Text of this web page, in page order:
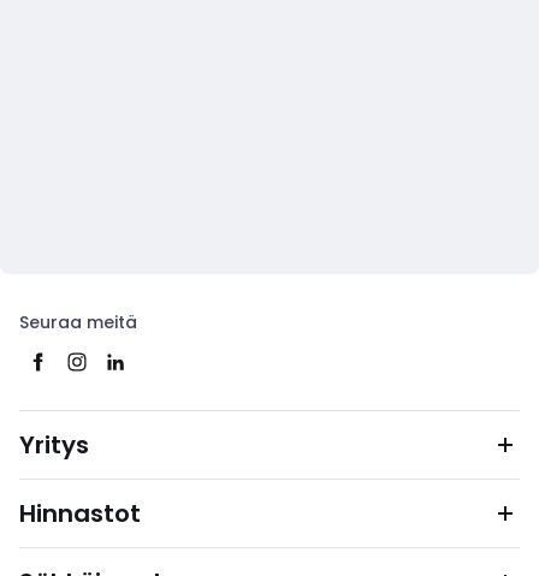
Seuraa meitä
Yritys
Hinnastot